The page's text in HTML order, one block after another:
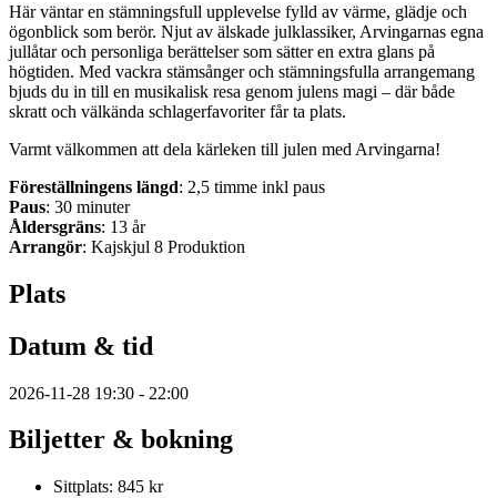
Här väntar en stämningsfull upplevelse fylld av värme, glädje och
ögonblick som berör. Njut av älskade julklassiker, Arvingarnas egna
jullåtar och personliga berättelser som sätter en extra glans på
högtiden. Med vackra stämsånger och stämningsfulla arrangemang
bjuds du in till en musikalisk resa genom julens magi – där både
skratt och välkända schlagerfavoriter får ta plats.
Varmt välkommen att dela kärleken till julen med Arvingarna!
Föreställningens längd: 2,5 timme inkl paus
Paus: 30 minuter
Åldersgräns: 13 år
Arrangör: Kajskjul 8 Produktion
Plats
Datum & tid
2026-11-28 19:30 - 22:00
Biljetter & bokning
Sittplats: 845 kr